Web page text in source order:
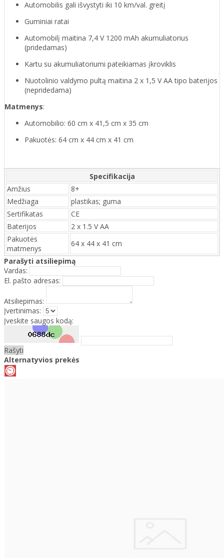
Automobilis gali išvystyti iki 10 km/val. greitį
Guminiai ratai
Automobilį maitina 7,4 V 1200 mAh akumuliatorius
(pridedamas)
Kartu su akumuliatoriumi pateikiamas įkroviklis
Nuotolinio valdymo pultą maitina 2 x 1,5 V AA tipo baterijos
(nepridedama)
Matmenys:
Automobilio: 60 cm x 41,5 cm x 35 cm
Pakuotės: 64 cm x 44 cm x 41 cm
Specifikacija
Amžius
8+
Medžiaga
plastikas; guma
Sertifikatas
CE
Baterijos
2 x 1.5 V AA
Pakuotės
matmenys
64 x 44 x 41 cm
Parašyti atsiliepimą
Vardas:
El. pašto adresas:
Atsiliepimas:
Įvertinimas:
Įveskite saugos kodą:
Rašyti
Alternatyvios prekės